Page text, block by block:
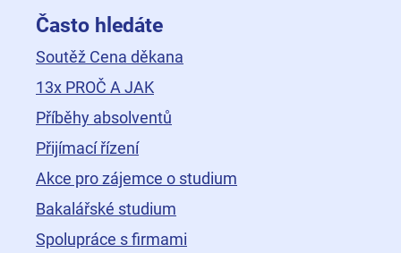
Často hledáte
Soutěž Cena děkana
13x PROČ A JAK
Příběhy absolventů
Přijímací řízení
Akce pro zájemce o studium
Bakalářské studium
Spolupráce s firmami